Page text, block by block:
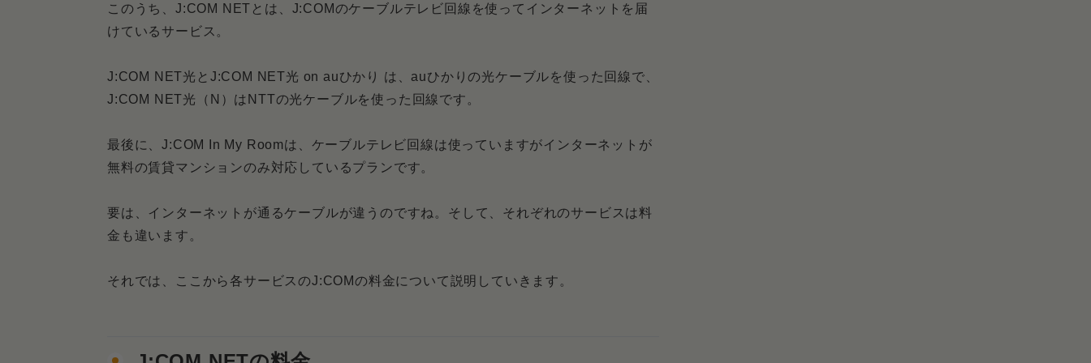
J:COMの料金に関するよくある質問
Q．J:COMを解約するのに料金はかかりますか？
Q．J:COM TVのコースを変更することはできるの？
Q．契約期間によってJ:COMの料金は変わる？
このうち、J:COM NETとは、J:COMのケーブルテレビ回線を使ってインターネットを届
けているサービス。
J:COM NET光とJ:COM NET光 on auひかり は、auひかりの光ケーブルを使った回線で、
J:COM NET光（N）はNTTの光ケーブルを使った回線です。
最後に、J:COM In My Roomは、ケーブルテレビ回線は使っていますがインターネットが
無料の賃貸マンションのみ対応しているプランです。
要は、インターネットが通るケーブルが違うのですね。そして、それぞれのサービスは料
金も違います。
それでは、ここから各サービスのJ:COMの料金について説明していきます。